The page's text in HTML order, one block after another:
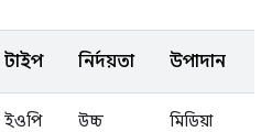
টাইপ নির্দয়তা উপাদান
ইওপি উচ্চ
মিডিয়া